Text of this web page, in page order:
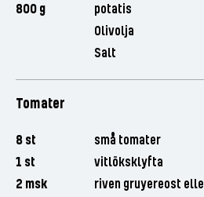
800 g
potatis
Olivolja
Salt
Tomater
8 st
små tomater
1 st
vitlöksklyfta
2 msk
riven gruyereost